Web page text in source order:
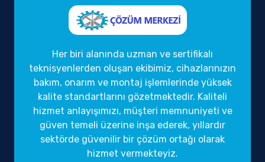
Her biri alanında uzman ve sertifikalı
teknisyenlerden oluşan ekibimiz, cihazlarınızın
bakım, onarım ve montaj işlemlerinde yüksek
kalite standartlarını gözetmektedir. Kaliteli
hizmet anlayışımızı, müşteri memnuniyeti ve
güven temeli üzerine inşa ederek, yıllardır
sektörde güvenilir bir çözüm ortağı olarak
hizmet vermekteyiz.